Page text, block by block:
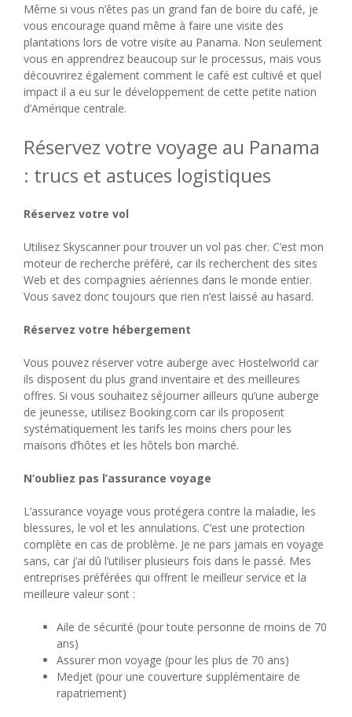
Même si vous n’êtes pas un grand fan de boire du café, je
vous encourage quand même à faire une visite des
plantations lors de votre visite au Panama. Non seulement
vous en apprendrez beaucoup sur le processus, mais vous
découvrirez également comment le café est cultivé et quel
impact il a eu sur le développement de cette petite nation
d’Amérique centrale.
Réservez votre voyage au Panama
: trucs et astuces logistiques
Réservez votre vol
Utilisez Skyscanner pour trouver un vol pas cher. C’est mon
moteur de recherche préféré, car ils recherchent des sites
Web et des compagnies aériennes dans le monde entier.
Vous savez donc toujours que rien n’est laissé au hasard.
Réservez votre hébergement
Vous pouvez réserver votre auberge avec Hostelworld car
ils disposent du plus grand inventaire et des meilleures
offres. Si vous souhaitez séjourner ailleurs qu’une auberge
de jeunesse, utilisez Booking.com car ils proposent
systématiquement les tarifs les moins chers pour les
maisons d’hôtes et les hôtels bon marché.
N’oubliez pas l’assurance voyage
L’assurance voyage vous protégera contre la maladie, les
blessures, le vol et les annulations. C’est une protection
complète en cas de problème. Je ne pars jamais en voyage
sans, car j’ai dû l’utiliser plusieurs fois dans le passé. Mes
entreprises préférées qui offrent le meilleur service et la
meilleure valeur sont :
Aile de sécurité (pour toute personne de moins de 70
ans)
Assurer mon voyage (pour les plus de 70 ans)
Medjet (pour une couverture supplémentaire de
rapatriement)